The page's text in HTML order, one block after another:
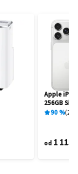
Apple
256GB
90% 25
od 1